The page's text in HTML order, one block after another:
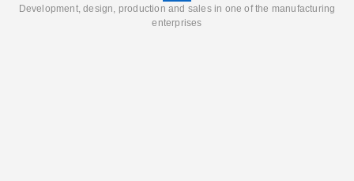
Development, design, production and sales in one of the manufacturing
enterprises